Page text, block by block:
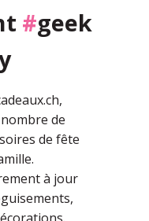
#geek
de
de fête
à jour